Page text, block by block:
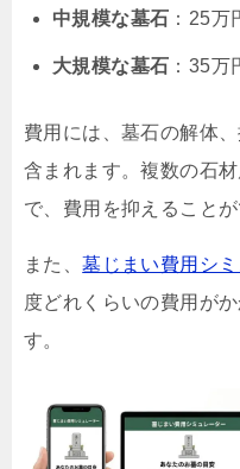
中規模な墓石 ：25万
大規模な墓石 ：35万
費用には、墓石の解体
含まれます。複数の石
で、費用を抑えることが
また、墓じまい費用シ
度どれくらいの費用が
す。